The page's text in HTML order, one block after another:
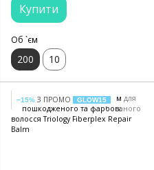
Купити
Об `єм
200 10
−15% З ПРОМО GLOW15